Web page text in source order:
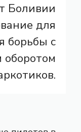
Боливии
для
борьбы с